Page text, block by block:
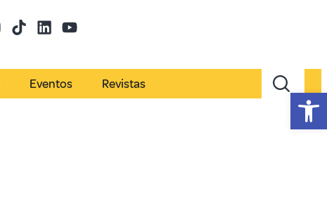
Eventos Revistas